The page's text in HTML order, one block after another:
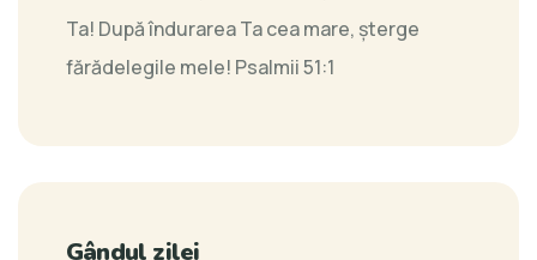
Ta! După îndurarea Ta cea mare, şterge
fărădelegile mele! Psalmii 51:1
Gândul zilei